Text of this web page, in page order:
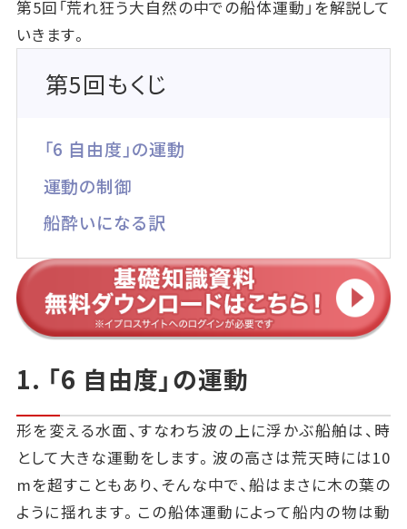
第5回「荒れ狂う大自然の中での船体運動」を解説して
いきます。
第5回もくじ
「6 自由度」の運動
運動の制御
船酔いになる訳
1. 「6 自由度」の運動
形を変える水面、すなわち波の上に浮かぶ船舶は、時
として大きな運動をします。波の高さは荒天時には10
mを超すこともあり、そんな中で、船はまさに木の葉の
ように揺れます。この船体運動によって船内の物は動